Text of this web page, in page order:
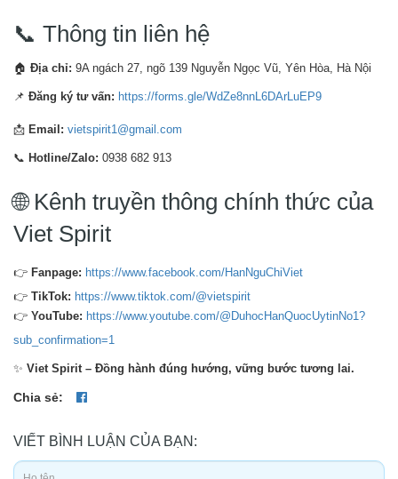
📞 Thông tin liên hệ
🏠 Địa chỉ: 9A ngách 27, ngõ 139 Nguyễn Ngọc Vũ, Yên Hòa, Hà Nội
📌 Đăng ký tư vấn: https://forms.gle/WdZe8nnL6DArLuEP9
📩 Email: vietspirit1@gmail.com
📞 Hotline/Zalo: 0938 682 913
🌐 Kênh truyền thông chính thức của
Viet Spirit
👉 Fanpage: https://www.facebook.com/HanNguChiViet
👉 TikTok: https://www.tiktok.com/@vietspirit
👉 YouTube: https://www.youtube.com/@DuhocHanQuocUytinNo1?
sub_confirmation=1
✨ Viet Spirit – Đồng hành đúng hướng, vững bước tương lai.
Chia sẻ:
VIẾT BÌNH LUẬN CỦA BẠN: